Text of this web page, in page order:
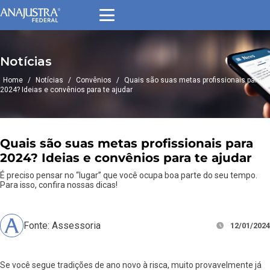
Notícias
Home / Notícias / Convênios / Quais são suas metas profissionais para
2024? Ideias e convênios para te ajudar
Quais são suas metas profissionais para
2024? Ideias e convênios para te ajudar
É preciso pensar no “lugar” que você ocupa boa parte do seu tempo.
Para isso, confira nossas dicas!
Fonte: Assessoria 12/01/2024
Se você segue tradições de ano novo à risca, muito provavelmente já